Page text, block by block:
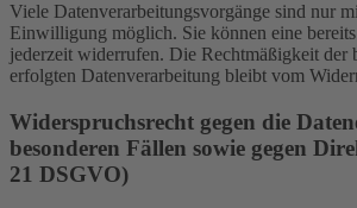
Viele Datenverarbeitungsvorgänge sind nur
Einwilligung möglich. Sie können eine
jederzeit widerrufen. Die Rechtmäßigkeit der
erfolgten Datenverarbeitung bleibt vom
Widerspruchsrecht gegen die
besonderen Fällen sowie gegen
21 DSGVO)